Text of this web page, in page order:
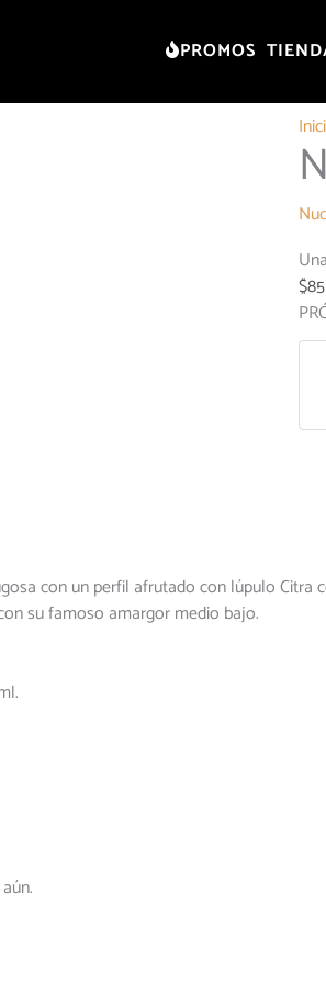
PROMOS
$85
con un perfil afrutado con lúpulo
su famoso amargor medio bajo.